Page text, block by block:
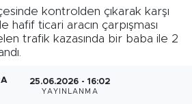
kontrolden çıkarak karşı
hafif ticari aracın çarpışması
trafik kazasında bir baba ile 2
25.06.2026 - 16:02
YAYINLANMA
Durumu ve Fikstür